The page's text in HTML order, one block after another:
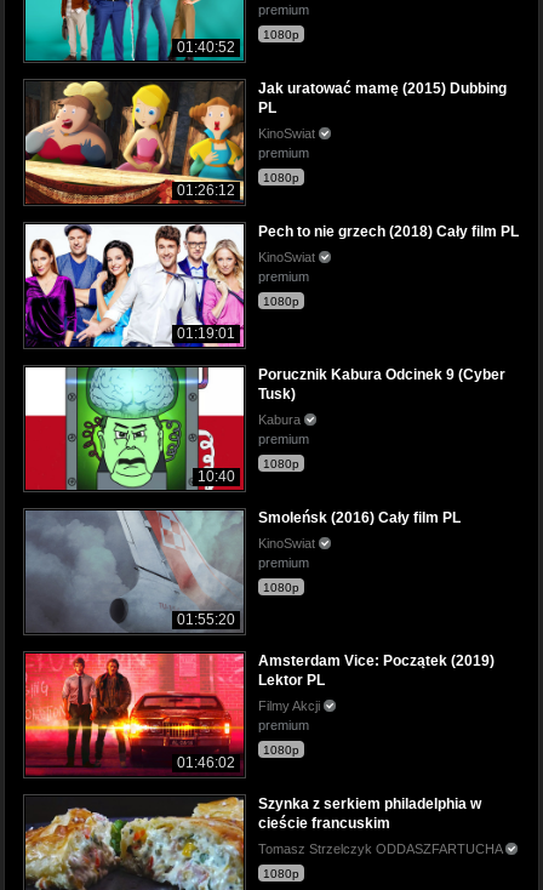
01:40:52
premium
1080p
01:26:12
Jak uratować mamę (2015) Dubbing
PL
KinoSwiat
premium
1080p
01:19:01
Pech to nie grzech (2018) Cały film PL
KinoSwiat
premium
1080p
10:40
Porucznik Kabura Odcinek 9 (Cyber
Tusk)
Kabura
premium
1080p
01:55:20
Smoleńsk (2016) Cały film PL
KinoSwiat
premium
1080p
01:46:02
Amsterdam Vice: Początek (2019)
Lektor PL
Filmy Akcji
premium
1080p
Szynka z serkiem philadelphia w
cieście francuskim
Tomasz Strzelczyk ODDASZFARTUCHA
1080p